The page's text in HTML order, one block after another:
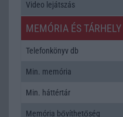
Video lejátszás
MEMÓRIA ÉS TÁRHELY
Telefonkönyv db
Min. memória
Min. háttértár
Memória bővíthetőség